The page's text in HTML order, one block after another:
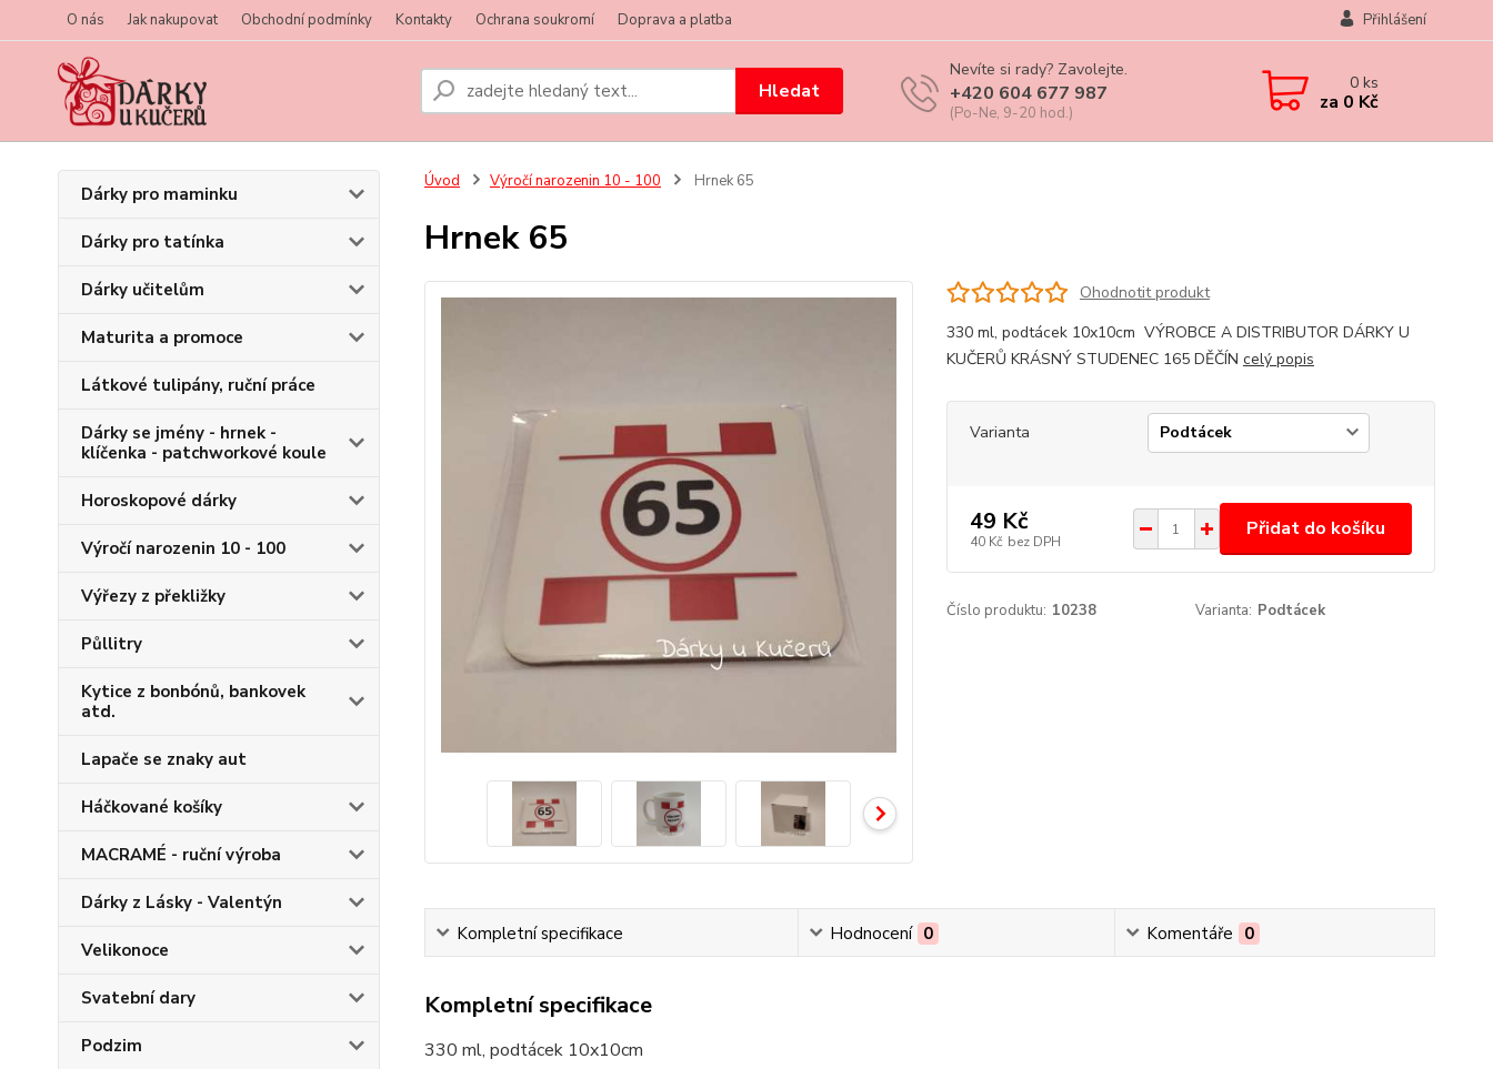
O nás Jak nakupovat Obchodní podmínky Kontakty Ochrana soukromí Doprava a platba Přihlášení
Hledat
Nevíte si rady? Zavolejte.
+420 604 677 987
(Po-Ne, 9-20 hod.)
0ks
za 0 Kč
Dárky pro maminku
Dárky pro tatínka
Dárky učitelům
Maturita a promoce
Látkové tulipány, ruční práce
Dárky se jmény - hrnek -
klíčenka - patchworkové koule
Horoskopové dárky
Výročí narozenin 10 - 100
Výřezy z překližky
Půllitry
Kytice z bonbónů, bankovek
atd.
Lapače se znaky aut
Háčkované košíky
MACRAMÉ - ruční výroba
Dárky z Lásky - Valentýn
Velikonoce
Svatební dary
Podzim
Úvod Výročí narozenin 10 - 100 Hrnek 65
Hrnek 65
Ohodnotit produkt
330 ml, podtácek 10x10cm VÝROBCE A DISTRIBUTOR DÁRKY U
KUČERŮ KRÁSNÝ STUDENEC 165 DĚČÍN celý popis
Varianta
49 Kč
40 Kč bez DPH
Přidat do košíku
Číslo produktu: 10238 Varianta: Podtácek
Kompletní specifikace Hodnocení 0 Komentáře 0
Kompletní specifikace
330 ml, podtácek 10x10cm